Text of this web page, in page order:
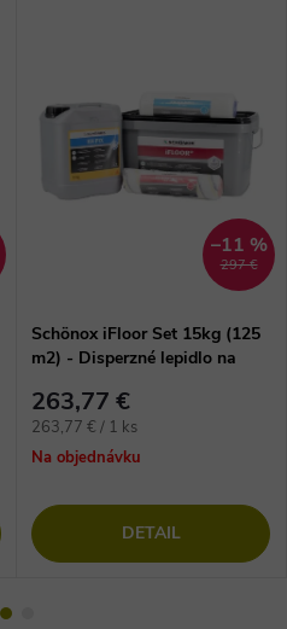
297 €
–11 %
Schönox iFloor Set 15kg (125
m2) - Disperzné lepidlo na
263,77 €
Jednotková
cena:
263,77 € / 1 ks
Na objednávku
DETAIL